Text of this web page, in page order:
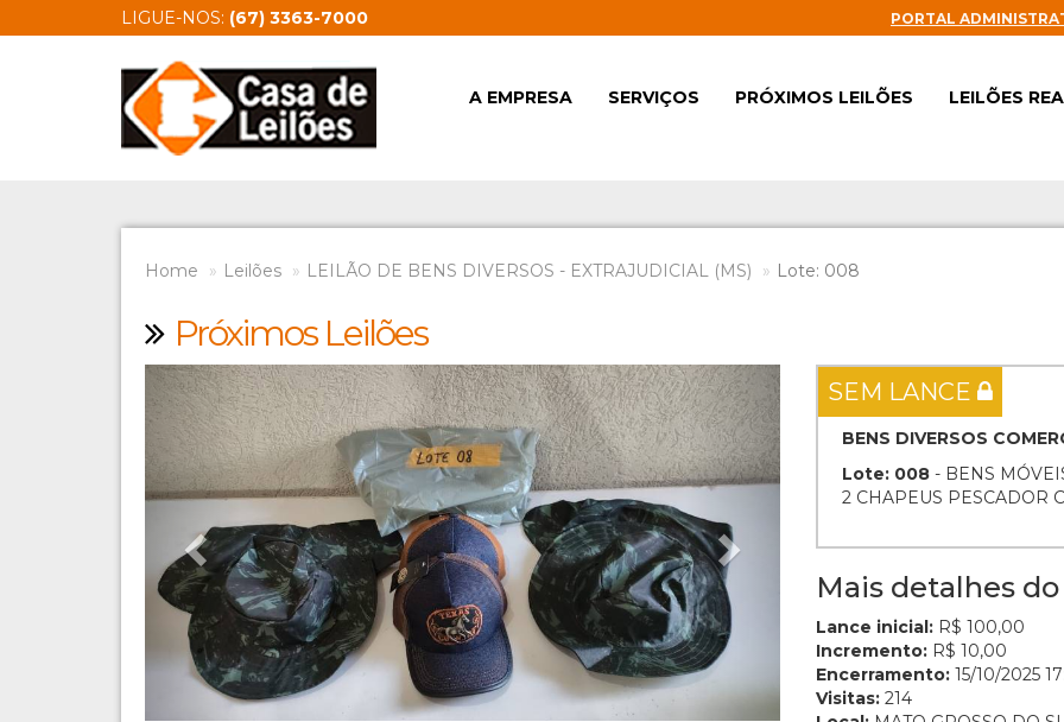
LIGUE-NOS: (67) 3363-7000 PORTAL
A EMPRESA SERVIÇOS PRÓXIMOS LEILÕES LEILÕES
Home Leilões LEILÃO DE BENS DIVERSOS - EXTRAJUDICIAL (MS) Lote: 008
Próximos Leilões
Previous Next SEM LANCE
BENS DIVERSOS
Lote: 008 - BENS
2 CHAPEUS PESCADOR
Mais detalhes
Lance inicial: R$ 100,00
Incremento: R$ 10,00
Encerramento: 15/10/2025
Visitas: 214